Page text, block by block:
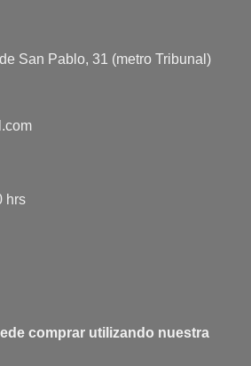
San Pablo, 31 (metro Tribunal)
hrs
comprar utilizando nuestra